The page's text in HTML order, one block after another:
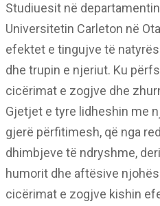
Studiuesit në
Universitetin Carleton në
efektet e tingujve të
dhe trupin e njeriut. Ku
cicërimat e zogjve dhe
Gjetjet e tyre lidheshin me
gjerë përfitimesh, që nga
dhimbjeve të ndryshme,
humorit dhe aftësive
cicërimat e zogjve kishin